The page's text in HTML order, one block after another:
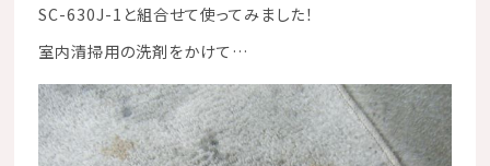
SC-630J-1と組合せて使ってみました！
室内清掃用の洗剤をかけて…